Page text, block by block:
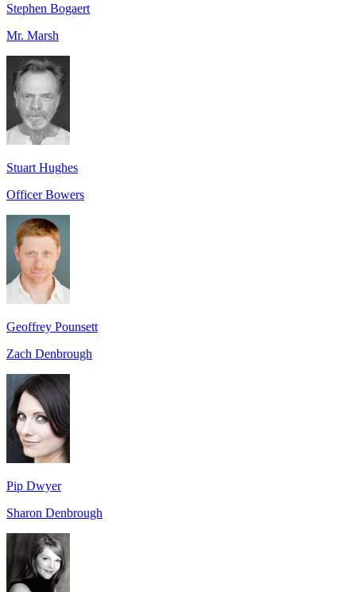
Stephen Bogaert
Mr. Marsh
Stuart Hughes
Officer Bowers
Geoffrey Pounsett
Zach Denbrough
Pip Dwyer
Sharon Denbrough